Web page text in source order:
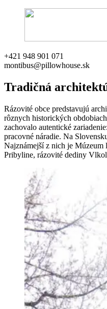
+421 948 901 071
montibus@pillowhouse.sk
Tradičná
Rázovité obce predstavujú
rôznych historických
zachovalo autentické
pracovné náradie. Na
Najznámejší z nich je
Pribyline, rázovité dediny